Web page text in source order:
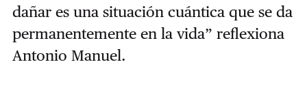
dañar es una situación cuántica que se da
permanentemente en la vida” reflexiona
Antonio Manuel.